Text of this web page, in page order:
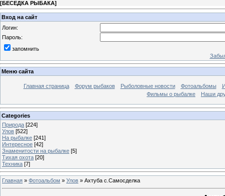
[БЕСЕДКА РЫБАКА]
Вход на сайт
Логин:
Пароль:
запомнить
Меню сайта
Главная страница Форум рыбаков Рыболовные новости Фотоальбомы
Фильмы о рыбалке
Наши
Categories
Природа [224]
Улов [522]
На рыбалке [241]
Интересное [42]
Знаменитости на рыбалке [5]
Тихая охота [20]
Техника [7]
Главная » Фотоальбом » Улов » Ахтуба с.Самосделка